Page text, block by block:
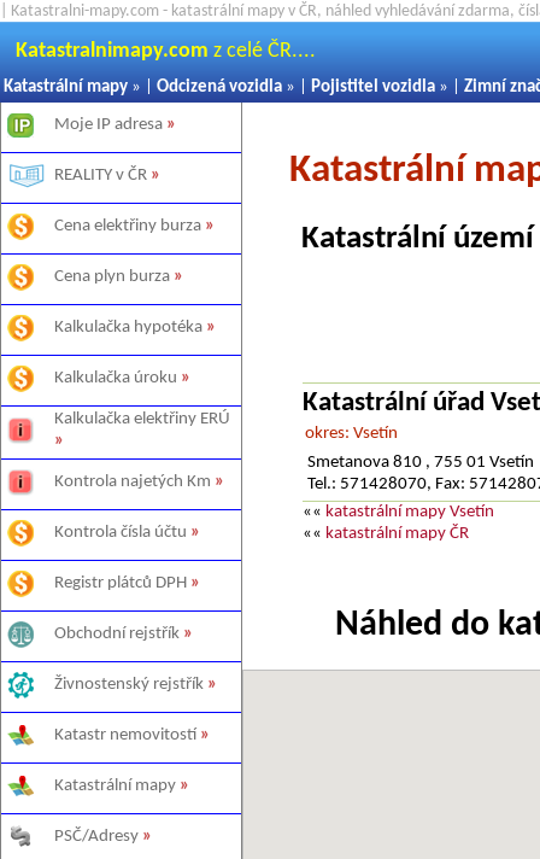
| Katastralni-mapy.com - katastrální mapy v ČR, náhled vyhledávání zdarma,
Katastralnimapy.com z celé ČR....
Katastrální mapy » | Odcizená vozidla » | Pojistitel vozidla » | Zimní
Moje IP adresa »
REALITY v ČR »
Cena elektřiny burza »
Cena plyn burza »
Kalkulačka hypotéka »
Kalkulačka úroku »
Kalkulačka elektřiny ERÚ
»
Kontrola najetých Km »
Kontrola čísla účtu »
Registr plátců DPH »
Obchodní rejstřík »
Živnostenský rejstřík »
Katastr nemovitostí »
Katastrální mapy »
PSČ/Adresy »
Katastrální
Katastrální
Katastrální úřad
okres: Vsetín
Smetanova 810 , 755 01 Vsetín
Tel.: 571428070, Fax:
«« katastrální mapy Vsetín
«« katastrální mapy ČR
Náhled do